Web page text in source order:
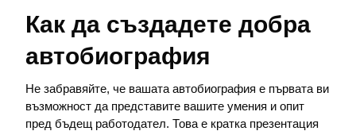
Как да създадете добра
автобиография
Не забравяйте, че вашата автобиография е първата ви
възможност да представите вашите умения и опит
пред бъдещ работодател. Това е кратка презентация